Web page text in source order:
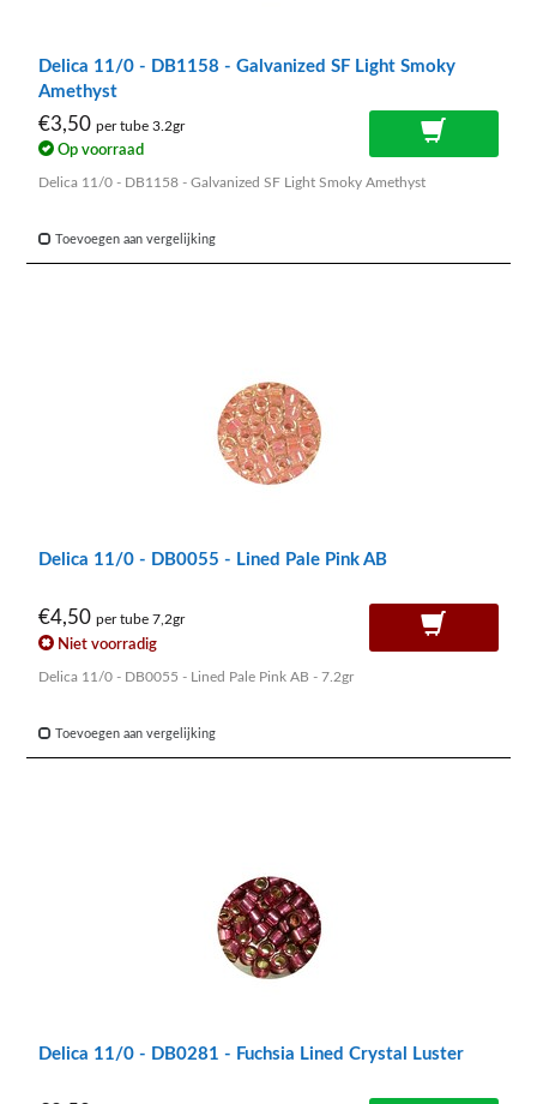
Delica 11/0 - DB1158 - Galvanized SF Light Smoky
Amethyst
€3,50 per tube 3.2gr
Op voorraad
Delica 11/0 - DB1158 - Galvanized SF Light Smoky Amethyst
Toevoegen aan vergelijking
Delica 11/0 - DB0055 - Lined Pale Pink AB
€4,50 per tube 7,2gr
Niet voorradig
Delica 11/0 - DB0055 - Lined Pale Pink AB - 7.2gr
Toevoegen aan vergelijking
Delica 11/0 - DB0281 - Fuchsia Lined Crystal Luster